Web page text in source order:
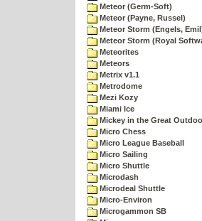
Meteor (Germ-Soft)
Meteor (Payne, Russel)
Meteor Storm (Engels,
Meteor Storm (Royal
Meteorites
Meteors
Metrix v1.1
Metrodome
Mezi Kozy
Miami Ice
Mickey in the Great
Micro Chess
Micro League Baseball
Micro Sailing
Micro Shuttle
Microdash
Microdeal Shuttle
Micro-Environ
Microgammon SB